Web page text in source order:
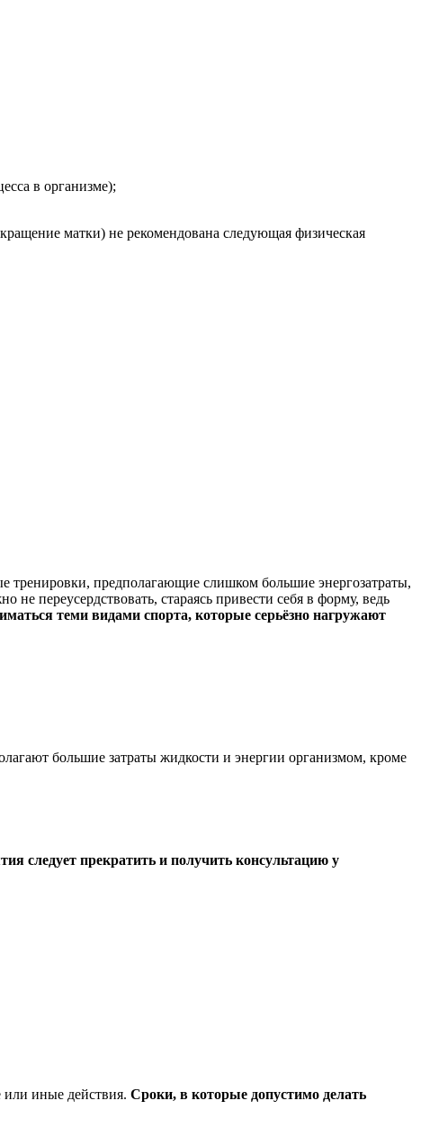
в организме);
матки) не рекомендована следующая физическая
тренировки, предполагающие слишком большие энергозатраты,
переусердствовать, стараясь привести себя в форму, ведь
теми видами спорта, которые серьёзно нагружают
большие затраты жидкости и энергии организмом, кроме
следует прекратить и получить консультацию у
или иные действия. Сроки, в которые допустимо делать